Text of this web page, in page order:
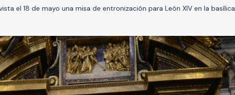
el 18 de mayo una misa de entronización para León XIV en la basílica